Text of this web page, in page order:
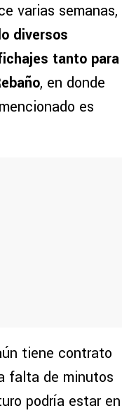
varias semanas,
diversos
tanto para
, en donde
es
tiene contrato
falta de minutos
podría estar en